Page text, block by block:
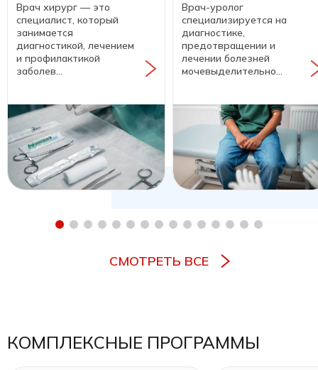
Врач хирург — это
специалист, который
занимается
диагностикой, лечением
и профилактикой
заболев...
Врач-уролог
специализируется на
диагностике,
предотвращении и
лечении болезней
мочевыделительно...
СМОТРЕТЬ ВСЕ
КОМПЛЕКСНЫЕ ПРОГРАММЫ